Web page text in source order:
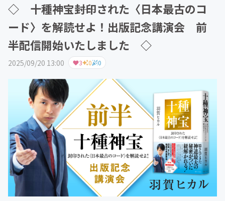
◇ 十種神宝――封印された〈日本最古のコ
ード〉を解読せよ！出版記念講演会 前
半配信開始いたしました ◇
2025/09/20 13:00 3 0 0